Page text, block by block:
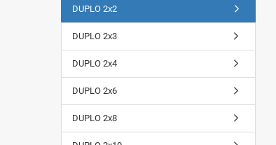
DUPLO 2x2
DUPLO 2x3
DUPLO 2x4
DUPLO 2x6
DUPLO 2x8